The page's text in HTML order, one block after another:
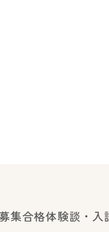
集合格体験談・入